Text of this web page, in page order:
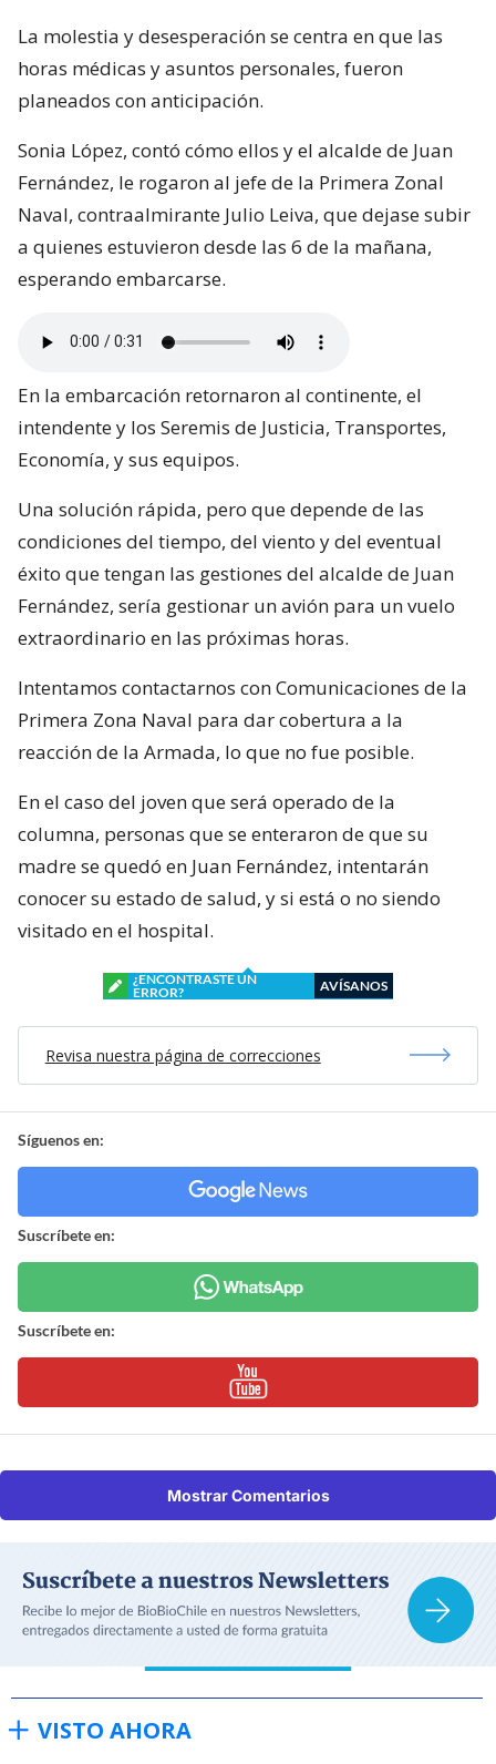
La molestia y desesperación se centra en que las
horas médicas y asuntos personales, fueron
planeados con anticipación.
Sonia López, contó cómo ellos y el alcalde de Juan
Fernández, le rogaron al jefe de la Primera Zonal
Naval, contraalmirante Julio Leiva, que dejase subir
a quienes estuvieron desde las 6 de la mañana,
esperando embarcarse.
En la embarcación retornaron al continente, el
intendente y los Seremis de Justicia, Transportes,
Economía, y sus equipos.
Una solución rápida, pero que depende de las
condiciones del tiempo, del viento y del eventual
éxito que tengan las gestiones del alcalde de Juan
Fernández, sería gestionar un avión para un vuelo
extraordinario en las próximas horas.
Intentamos contactarnos con Comunicaciones de la
Primera Zona Naval para dar cobertura a la
reacción de la Armada, lo que no fue posible.
En el caso del joven que será operado de la
columna, personas que se enteraron de que su
madre se quedó en Juan Fernández, intentarán
conocer su estado de salud, y si está o no siendo
visitado en el hospital.
¿ENCONTRASTE UN
ERROR?
AVÍSANOS
Revisa nuestra página de correcciones
Síguenos en:
Suscríbete en:
Suscríbete en:
Mostrar Comentarios
VISTO AHORA